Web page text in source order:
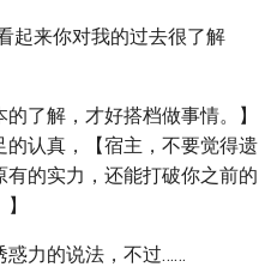
起来你对我的过去很了解
了解，才好搭档做事情。】
认真，【宿主，不要觉得遗
的实力，还能打破你之前的
惑力的说法，不过……